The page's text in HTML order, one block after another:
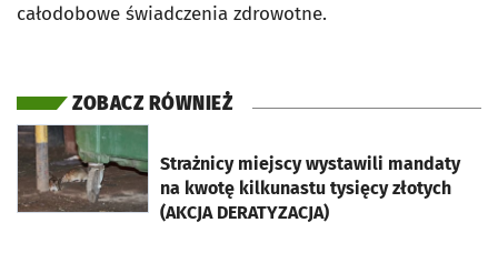
całodobowe świadczenia zdrowotne.
ZOBACZ RÓWNIEŻ
Strażnicy miejscy wystawili mandaty
na kwotę kilkunastu tysięcy złotych
(AKCJA DERATYZACJA)
otworzy się w nowej karcie